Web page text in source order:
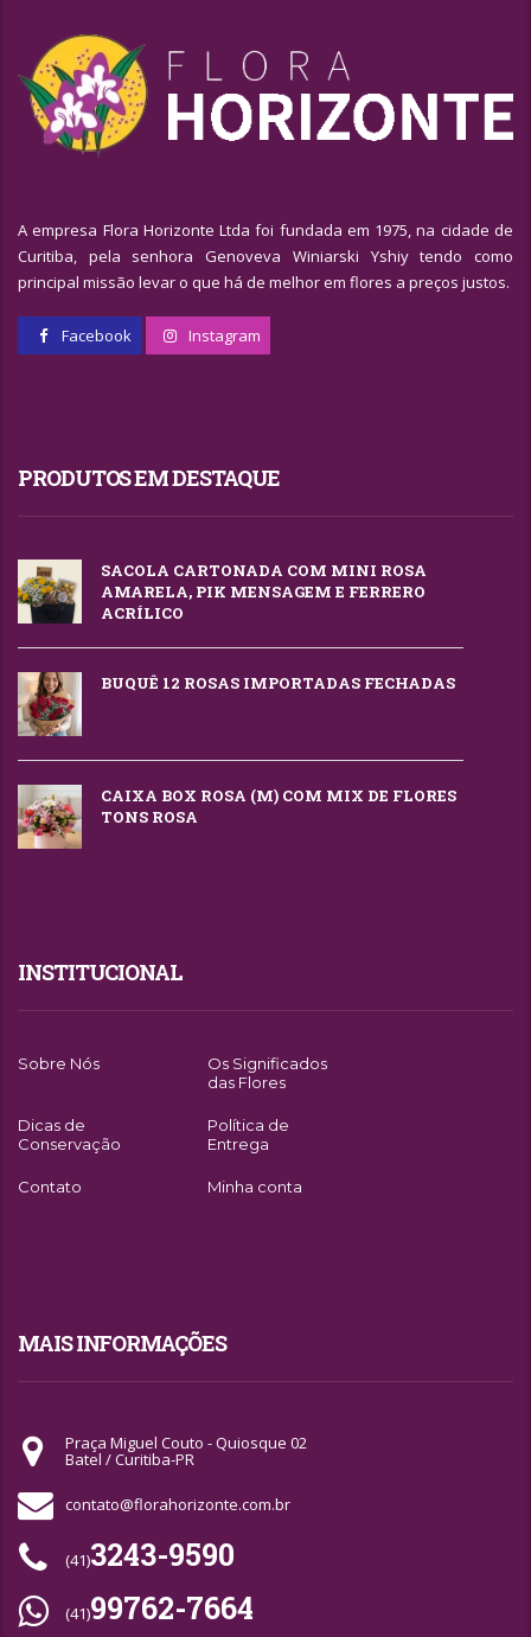
A empresa Flora Horizonte Ltda foi fundada em 1975, na cidade de
Curitiba, pela senhora Genoveva Winiarski Yshiy tendo como
principal missão levar o que há de melhor em flores a preços justos.
Facebook Instagram
PRODUTOS EM DESTAQUE
SACOLA CARTONADA COM MINI ROSA
AMARELA, PIK MENSAGEM E FERRERO
ACRÍLICO
BUQUÊ 12 ROSAS IMPORTADAS FECHADAS
CAIXA BOX ROSA (M) COM MIX DE FLORES
TONS ROSA
INSTITUCIONAL
Sobre Nós
Os Significados
das Flores
Dicas de
Conservação
Política de
Entrega
Contato Minha conta
MAIS INFORMAÇÕES
Praça Miguel Couto - Quiosque 02
Batel / Curitiba-PR
contato@florahorizonte.com.br
(41)3243-9590
(41)99762-7664